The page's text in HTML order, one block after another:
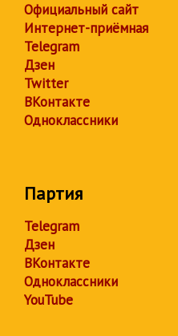
Официальный сайт
Интернет-приёмная
Telegram
Дзен
Twitter
ВКонтакте
Одноклассники
Партия
Telegram
Дзен
ВКонтакте
Одноклассники
YouTube